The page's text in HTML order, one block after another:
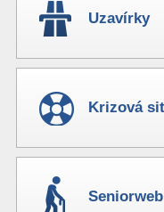
Uzavírky
Krizová
Seniorweb